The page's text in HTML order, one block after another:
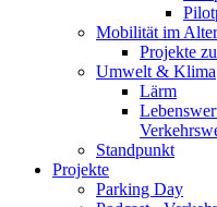
Mobilität im Alter
Projekte
Umwelt & Klima
Lärm
Standpunkt
Projekte
Parking Day